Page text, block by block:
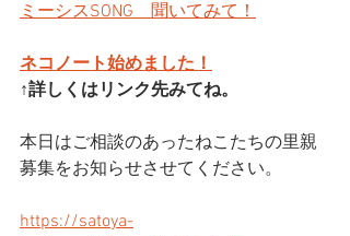
ミーシスSONG　聞いてみて！
ネコノート始めました！
↑詳しくはリンク先みてね。
本日はご相談のあったねこたちの里親
募集をお知らせさせてください。
https://satoya-